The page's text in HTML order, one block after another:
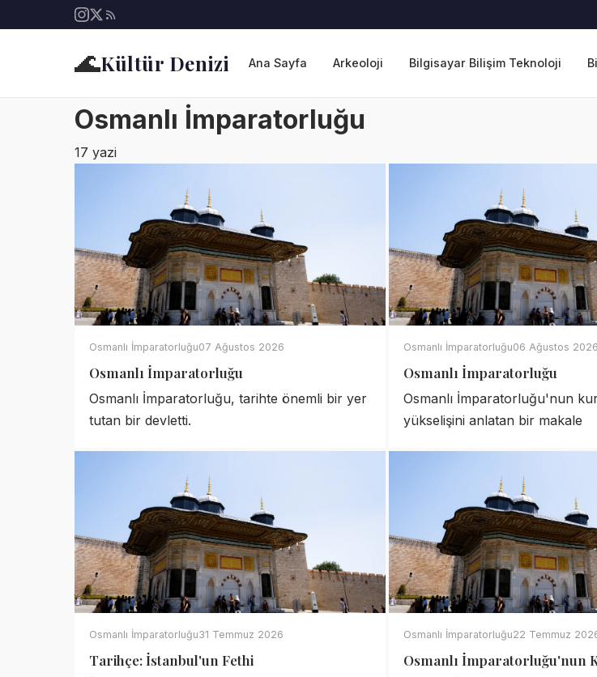
🌊Kültür Denizi Ana Sayfa Arkeoloji Bilgisayar Bilişim Teknoloji
Osmanlı İmparatorluğu
17 yazi
Osmanlı İmparatorluğu07 Ağustos 2026
Osmanlı İmparatorluğu
Osmanlı İmparatorluğu, tarihte önemli bir yer
tutan bir devletti.
Osmanlı İmparatorluğu06 Ağustos 2026
Osmanlı İmparatorluğu
Osmanlı İmparatorluğu'nun
yükselişini anlatan bir makale
Osmanlı İmparatorluğu31 Temmuz 2026
Tarihçe: İstanbul'un Fethi
Osmanlı İmparatorluğu22 Temmuz
Osmanlı İmparatorluğu'nun